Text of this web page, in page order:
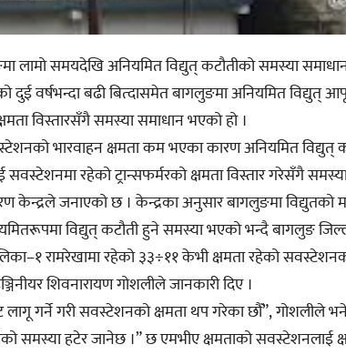
लामो समयदेखि अनियमित विद्युत् कटौतीको समस्या
दुई वर्षभन्दा बढी बित्दासमेत बागलुङमा अनियमित विद्युत्
विस्तारसँगै समस्या समाधान भएको हो ।
भारवाहन क्षमता कम भएका कारण अनियमित विद्युत्
रहेको ट्रान्सफर्मरको क्षमता विस्तार गरेसँगै
केन्द्रले जनाएको छ । केन्द्रका अनुसार बागलुङमा
विद्युत् कटौती हुने समस्या भएको भन्दै बागलुङ
रामरेखामा रहेको ३३÷११ केभी क्षमता रहेको
शिवनारायण गोशलीले जानकारी दिए ।
लागू गर्ने गरी सवस्टेशनको क्षमता थप गरेका छौँ”, गोशलीले
समस्या हटेर जानेछ ।” छ एमभीए क्षमताको सवस्टेशनलाई